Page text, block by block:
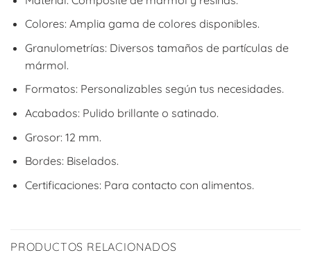
Colores: Amplia gama de colores disponibles.
Granulometrías: Diversos tamaños de partículas de
mármol.
Formatos: Personalizables según tus necesidades.
Acabados: Pulido brillante o satinado.
Grosor: 12 mm.
Bordes: Biselados.
Certificaciones: Para contacto con alimentos.
PRODUCTOS RELACIONADOS